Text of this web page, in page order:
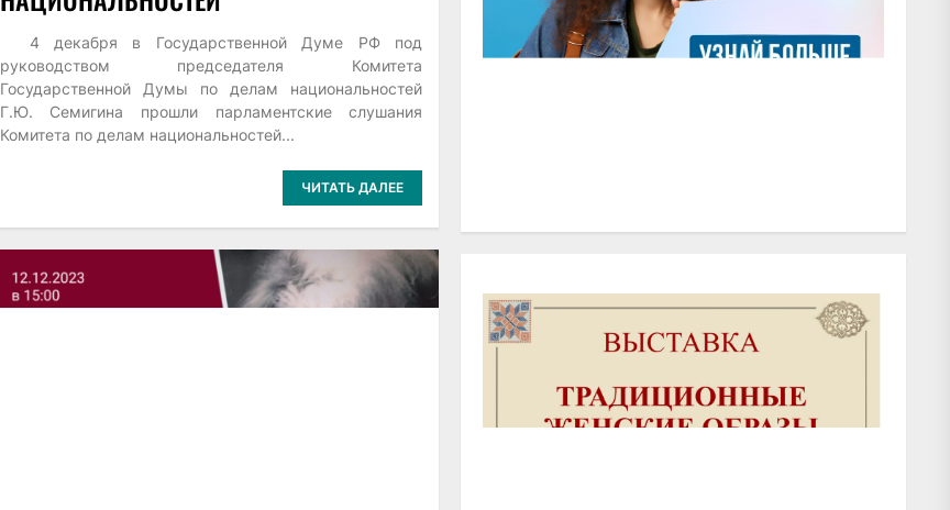
4 декабря в Государственной Думе РФ под
руководством председателя Комитета
Государственной Думы по делам национальностей
Г.Ю. Семигина прошли парламентские слушания
Комитета по делам национальностей...
ЧИТАТЬ ДАЛЕЕ